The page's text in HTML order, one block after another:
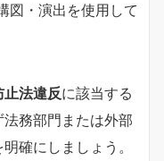
図・演出を使用して
法違反に該当する
務部門または外部
確にしましょう。